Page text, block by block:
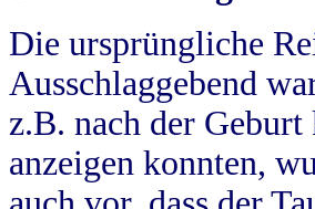
Die ursprüngliche
Ausschlaggebend
z.B. nach der
anzeigen konnten,